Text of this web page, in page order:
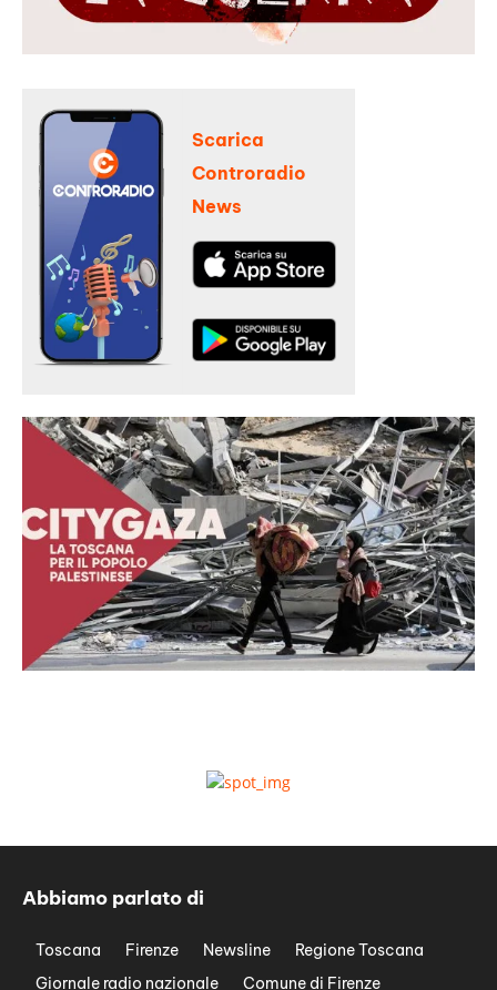
Scarica
Controradio
News
Abbiamo parlato di
Toscana Firenze Newsline
Regione Toscana
Giornale radio nazionale
Comune di Firenze